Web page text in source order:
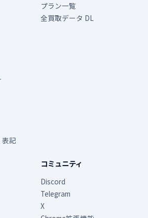
表記
プラン一覧
全買取データ DL
コミュニティ
Discord
Telegram
X